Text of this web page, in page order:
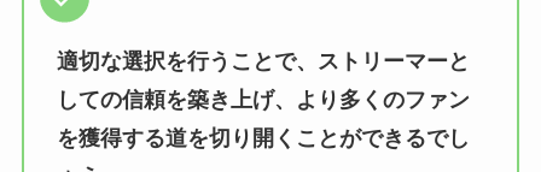
適切な選択を行うことで、ストリーマーと
しての信頼を築き上げ、より多くのファン
を獲得する道を切り開くことができるでし